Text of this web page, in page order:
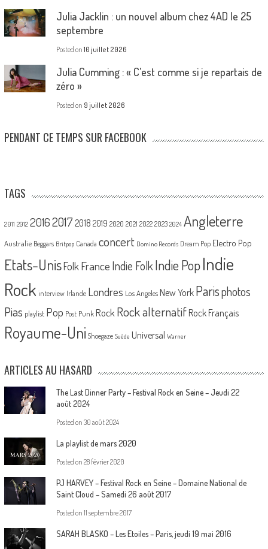
Julia Jacklin : un nouvel album chez 4AD le 25
septembre
Posted on 10 juillet 2026
Julia Cumming : « C’est comme si je repartais de
zéro »
Posted on 9 juillet 2026
PENDANT CE TEMPS SUR FACEBOOK
TAGS
2011 2012 20162017 2018 2019 2020 2021 2022 2023 2024 Angleterre
Australie Beggars Britpop Canada concert Domino Records Dream Pop Electro Pop
Etats-UnisFolk France Indie FolkIndie PopIndie
Rock interview Irlande Londres Los Angeles New York Parisphotos
Pias playlist Pop Post Punk Rock Rock alternatif Rock Français
Royaume-Uni Shoegaze Suède Universal Warner
ARTICLES AU HASARD
The Last Dinner Party – Festival Rock en Seine – Jeudi 22
août 2024
Posted on 30 août 2024
La playlist de mars 2020
Posted on 28 février 2020
PJ HARVEY – Festival Rock en Seine – Domaine National de
Saint Cloud – Samedi 26 août 2017
Posted on 11 septembre 2017
SARAH BLASKO – Les Etoiles – Paris, jeudi 19 mai 2016